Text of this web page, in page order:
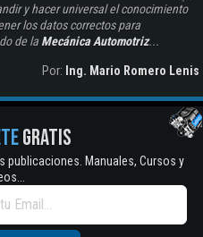
y hacer universal el conocimiento
los datos correctos para
de la Mecánica Automotriz...
Por: Ing. Mario Romero Lenis
GRATIS
publicaciones. Manuales, Cursos y